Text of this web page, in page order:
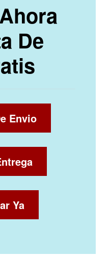
De
Envio
Ya